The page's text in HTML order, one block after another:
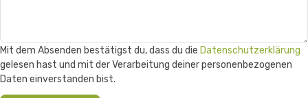
Mit dem Absenden bestätigst du, dass du die Datenschutzerklärung
gelesen hast und mit der Verarbeitung deiner personenbezogenen
Daten einverstanden bist.